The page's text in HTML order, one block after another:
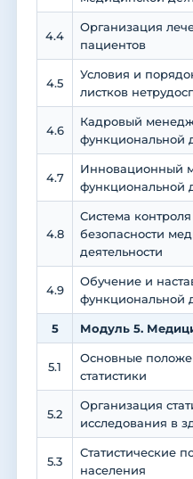
4.4
Организация
пациентов
4.5
Условия и
листков
4.6
Кадровый
функциональной
4.7
Инновационный
функциональной
4.8
Система контроля
безопасности
деятельности
4.9
Обучение и
функциональной
5 Модуль 5.
5.1
Основные
статистики
5.2
Организация
исследования в
5.3
Статистические
населения